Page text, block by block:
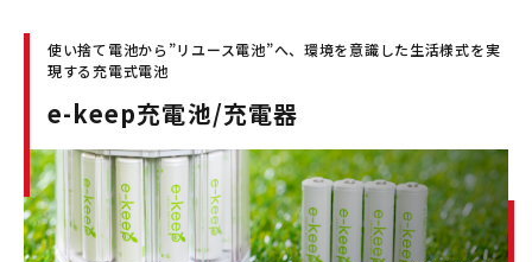
e-keep充電池/充電器
使い捨て電池から”リユース電池”へ、環境を意識した生活様式を実
現する充電式電池